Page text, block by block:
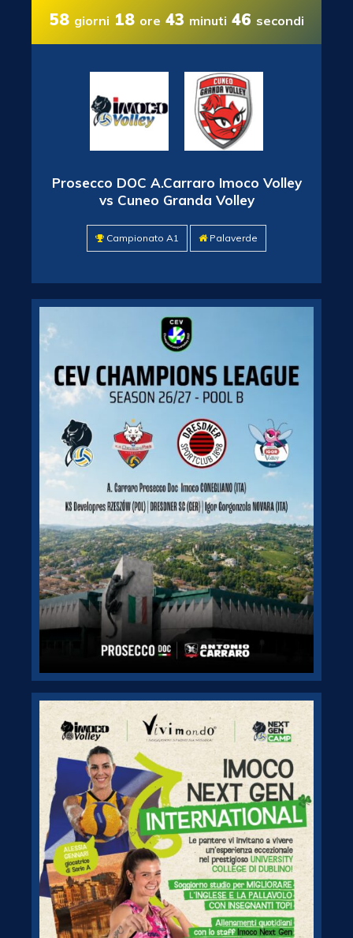
58 giorni 18 ore 43 minuti 45 secondi
Prosecco DOC A.Carraro Imoco Volley
vs Cuneo Granda Volley
Campionato A1 Palaverde